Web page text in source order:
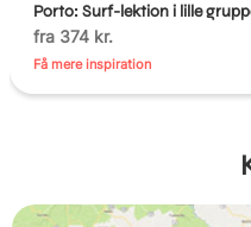
Porto: Surf-lektion i lille
fra 374 kr.
Få mere inspiration